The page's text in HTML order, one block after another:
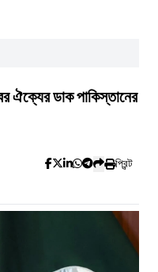
ঐক্যের ডাক পাকিস্তানের
প্রিন্ট